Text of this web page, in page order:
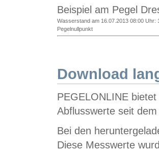
Beispiel am Pegel
Wasserstand am 16.07.2013 08:00 Uhr:
Pegelnullpunkt
Download
PEGELONLINE
Abflusswerte seit
Bei den
Diese Messwerte